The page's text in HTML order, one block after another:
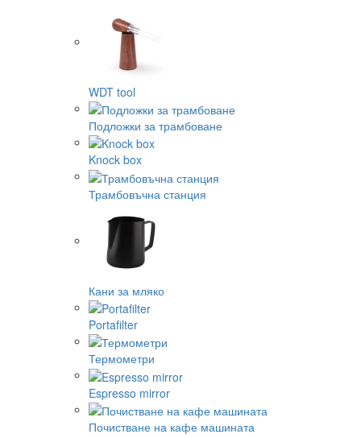
WDT tool
Подложки за трамбоване
Knock box
Трамбовъчна станция
Кани за мляко
Portafilter
Термометри
Espresso mirror
Почистване на кафе машината